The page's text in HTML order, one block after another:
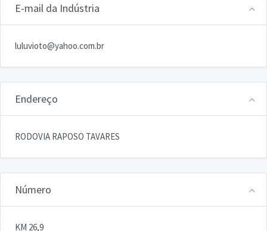
E-mail da Indústria
luluvioto@yahoo.com.br
Endereço
RODOVIA RAPOSO TAVARES
Número
KM 26,9